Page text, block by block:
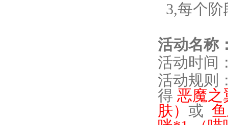
3,每个阶
活动名称
活动时间
活动规则
得 恶魔之
肤） 或